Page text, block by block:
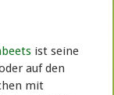
ist seine
auf den
mit